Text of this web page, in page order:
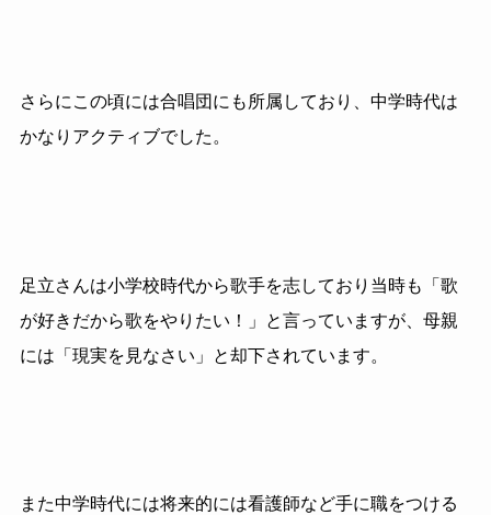
さらにこの頃には合唱団にも所属しており、中学時代は
かなりアクティブでした。
足立さんは小学校時代から歌手を志しており当時も「歌
が好きだから歌をやりたい！」と言っていますが、母親
には「現実を見なさい」と却下されています。
また中学時代には将来的には看護師など手に職をつける